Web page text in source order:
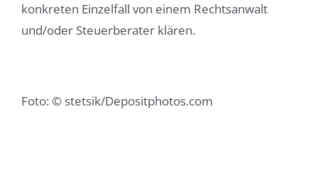
konkreten Einzelfall von einem Rechtsanwalt
und/oder Steuerberater klären.
Foto: © stetsik/Depositphotos.com